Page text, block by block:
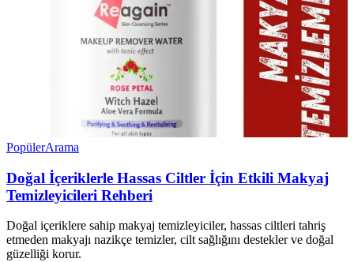
PopülerArama
Doğal İçeriklerle Hassas Ciltler İçin Etkili Makyaj
Temizleyicileri Rehberi
Doğal içeriklere sahip makyaj temizleyiciler, hassas ciltleri tahriş
etmeden makyajı nazikçe temizler, cilt sağlığını destekler ve doğal
güzelliği korur.